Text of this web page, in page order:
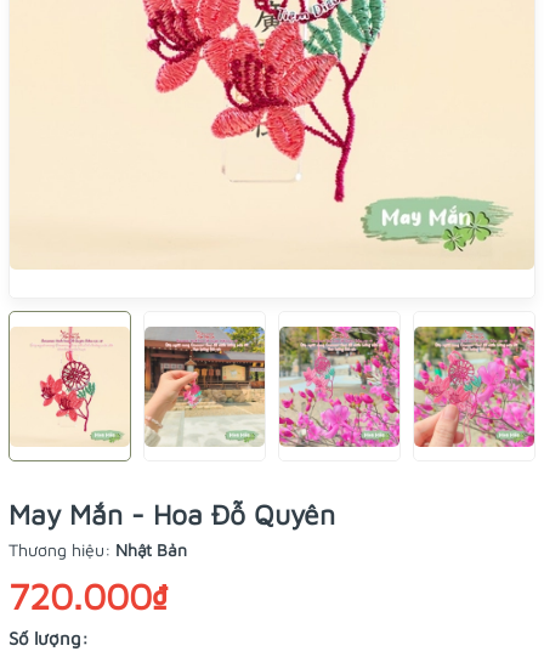
May Mắn - Hoa Đỗ Quyên
Thương hiệu: Nhật Bản
720.000₫
Số lượng: